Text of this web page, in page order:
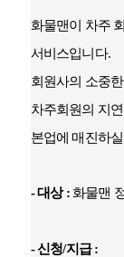
화물맨이 차주
서비스입니다.
회원사의 소중
차주회원의 지
본업에 매진하
- 대상 :화물맨
- 신청/지급 :